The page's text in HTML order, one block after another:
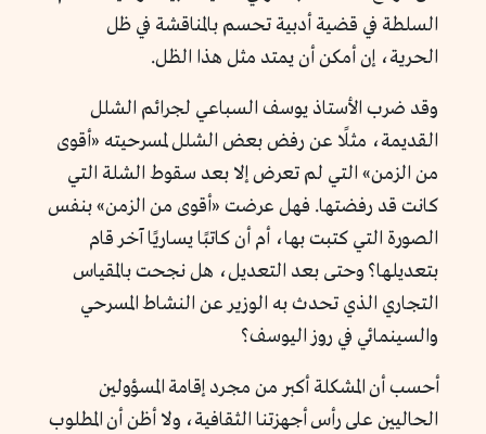
السلطة في قضية أدبية تحسم بالمناقشة في ظل
الحرية، إن أمكن أن يمتد مثل هذا الظل.
وقد ضرب الأستاذ يوسف السباعي لجرائم الشلل
القديمة، مثلًا عن رفض بعض الشلل لمسرحيته «أقوى
من الزمن» التي لم تعرض إلا بعد سقوط الشلة التي
كانت قد رفضتها. فهل عرضت «أقوى من الزمن» بنفس
الصورة التي كتبت بها، أم أن كاتبًا يساريًا آخر قام
بتعديلها؟ وحتى بعد التعديل، هل نجحت بالمقياس
التجاري الذي تحدث به الوزير عن النشاط المسرحي
والسينمائي في روز اليوسف؟
أحسب أن المشكلة أكبر من مجرد إقامة المسؤولين
الحاليين على رأس أجهزتنا الثقافية، ولا أظن أن المطلوب